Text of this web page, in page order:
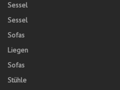
Sessel
Sessel
Sofas
Liegen
Sofas
Stühle